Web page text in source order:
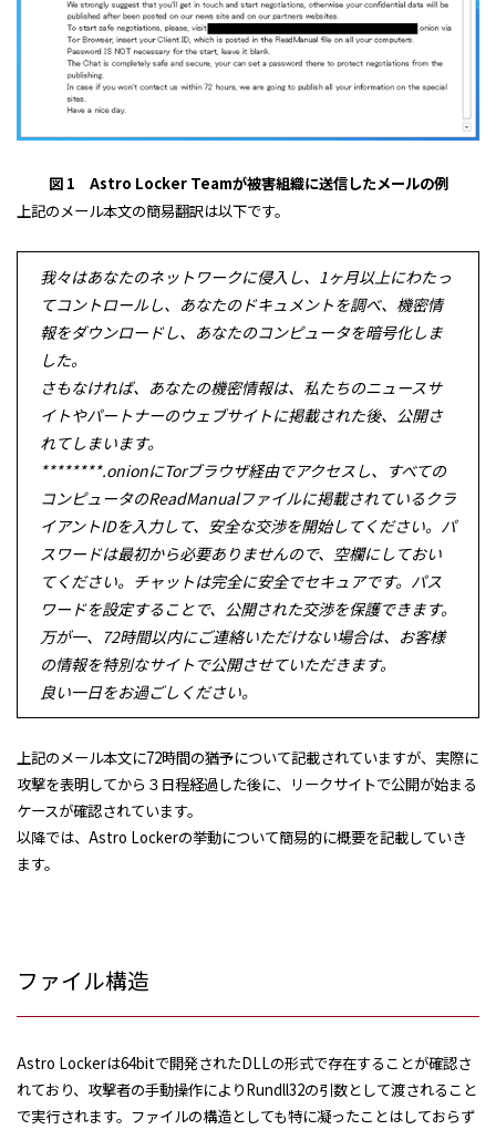
図 1 Astro Locker Teamが被害組織に送信したメールの例
上記のメール本文の簡易翻訳は以下です。
我々はあなたのネットワークに侵入し、1ヶ月以上にわたっ
てコントロールし、あなたのドキュメントを調べ、機密情
報をダウンロードし、あなたのコンピュータを暗号化しま
した。
さもなければ、あなたの機密情報は、私たちのニュースサ
イトやパートナーのウェブサイトに掲載された後、公開さ
れてしまいます。
********.onionにTorブラウザ経由でアクセスし、すべての
コンピュータのReadManualファイルに掲載されているクラ
イアントIDを入力して、安全な交渉を開始してください。パ
スワードは最初から必要ありませんので、空欄にしておい
てください。チャットは完全に安全でセキュアです。パス
ワードを設定することで、公開された交渉を保護できます。
万が一、72時間以内にご連絡いただけない場合は、お客様
の情報を特別なサイトで公開させていただきます。
良い一日をお過ごしください。
上記のメール本文に72時間の猶予について記載されていますが、実際に
攻撃を表明してから３日程経過した後に、リークサイトで公開が始まる
ケースが確認されています。
以降では、Astro Lockerの挙動について簡易的に概要を記載していき
ます。
ファイル構造
Astro Lockerは64bitで開発されたDLLの形式で存在することが確認さ
れており、攻撃者の手動操作によりRundll32の引数として渡されること
で実行されます。ファイルの構造としても特に凝ったことはしておらず